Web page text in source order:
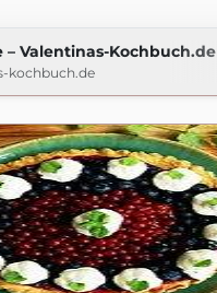
– Valentinas-Kochbuch.de
kochbuch.de